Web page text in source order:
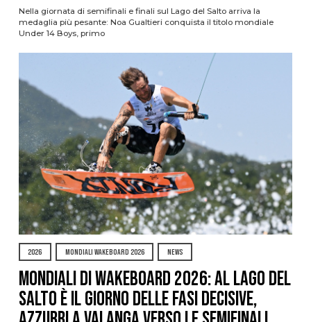
Nella giornata di semifinali e finali sul Lago del Salto arriva la
medaglia più pesante: Noa Gualtieri conquista il titolo mondiale
Under 14 Boys, primo
2026 MONDIALI WAKEBOARD 2026 NEWS
Mondiali di Wakeboard 2026: al Lago del
Salto è il giorno delle fasi decisive,